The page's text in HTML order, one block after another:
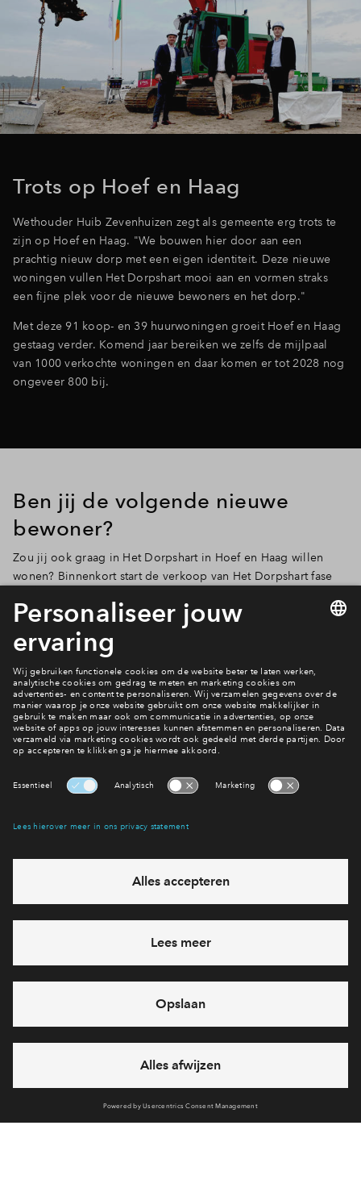
Inloggen
Trots op Hoef en Haag
Wethouder Huib Zevenhuizen zegt als gemeente erg trots te
zijn op Hoef en Haag. "We bouwen hier door aan een
prachtig nieuw dorp met een eigen identiteit. Deze nieuwe
woningen vullen Het Dorpshart mooi aan en vormen straks
een fijne plek voor de nieuwe bewoners en het dorp."
Met deze 91 koop- en 39 huurwoningen groeit Hoef en Haag
gestaag verder. Komend jaar bereiken we zelfs de mijlpaal
van 1000 verkochte woningen en daar komen er tot 2028 nog
ongeveer 800 bij.
Ben jij de volgende nieuwe
bewoner?
Zou jij ook graag in Het Dorpshart in Hoef en Haag willen
wonen? Binnenkort start de verkoop van Het Dorpshart fase
rijwoningen, benedenwoningen, maisonnettes, 2 onder 1
kapwoningen en herenhuizen.
Ben jij de volgende nieuwe
bewoner?
Bekijk Het Dorpshart fase 4F
Interesse? Meld je dan snel aan
eventuele projecten
Ja, ik wil mij aanmelden
Heb je een vraag en wil je direct antwoord? Bel ons op
feestdagen)
via chat en telefoon